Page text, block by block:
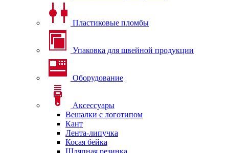
Пластиковые пломбы
Упаковка для швейной продукции
Оборудование
Аксессуары
Вешалки с логотипом
Кант
Лента-липучка
Косая бейка
Шляпная резинка